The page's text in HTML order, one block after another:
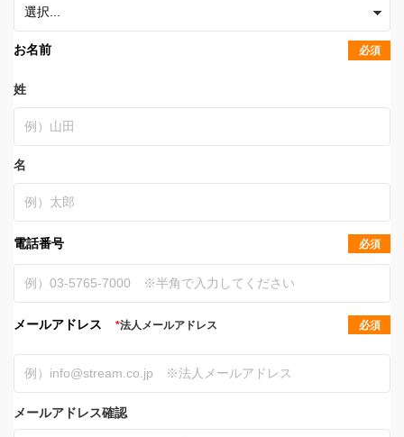
お名前 必須
姓
名
電話番号 必須
メールアドレス 必須
*法人メールアドレス
メールアドレス確認